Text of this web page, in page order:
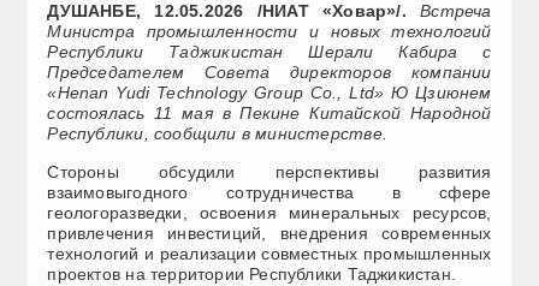
ДУШАНБЕ, 12.05.2026 /НИАТ «Ховар»/. Встреча
Министра промышленности и новых технологий
Республики Таджикистан Шерали Кабира с
Председателем Совета директоров компании
«Henan Yudi Technology Group Co., Ltd» Ю Цзиюнем
состоялась 11 мая в Пекине Китайской Народной
Республики, сообщили в министерстве.
Стороны обсудили перспективы развития
взаимовыгодного сотрудничества в сфере
геологоразведки, освоения минеральных ресурсов,
привлечения инвестиций, внедрения современных
технологий и реализации совместных промышленных
проектов на территории Республики Таджикистан.